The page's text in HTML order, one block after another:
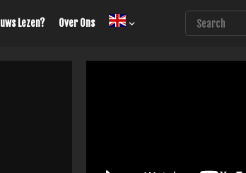
Lezen? Over Ons